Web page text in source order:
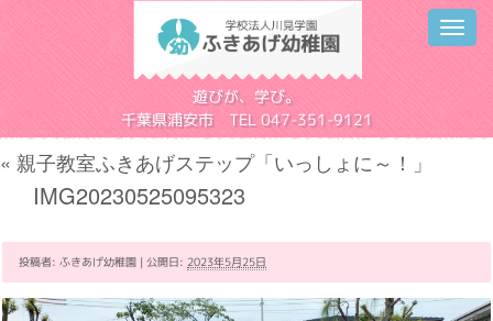
遊びが、学び。
千葉県浦安市 TEL 047-351-9121
« 親子教室ふきあげステップ「いっしょに～！」
IMG20230525095323
投稿者: ふきあげ幼稚園 | 公開日: 2023年5月25日